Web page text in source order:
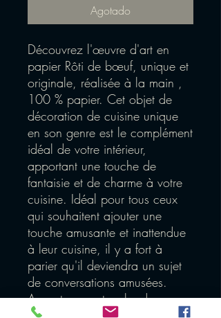
Agotado
Découvrez l'œuvre d'art en
papier Rôti de bœuf, unique et
originale, réalisée à la main ,
100 % papier. Cet objet de
décoration de cuisine unique
en son genre est le complément
idéal de votre intérieur,
apportant une touche de
fantaisie et de charme à votre
cuisine. Idéal pour tous ceux
qui souhaitent ajouter une
touche amusante et inattendue
à leur cuisine, il y a fort à
parier qu'il deviendra un sujet
de conversations amusées.
Apportez une touche de